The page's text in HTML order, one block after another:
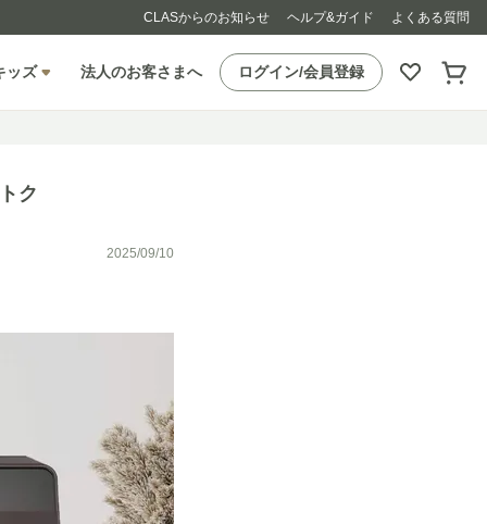
CLASからのお知らせ ヘルプ&ガイド よくある質問
ッズ 法人のお客さまへ ログイン/会員登録
ク
2025/09/10